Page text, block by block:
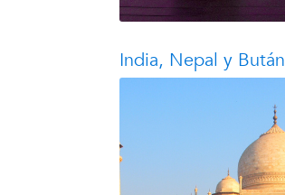
India, Nepal y Bután